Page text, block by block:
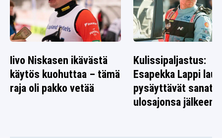
Iivo Niskasen ikävästä
käytös kuohuttaa – tämä
raja oli pakko vetää
Kulissipaljastus:
Esapekka Lappi
pysäyttävät sanat
ulosajonsa jälkeen